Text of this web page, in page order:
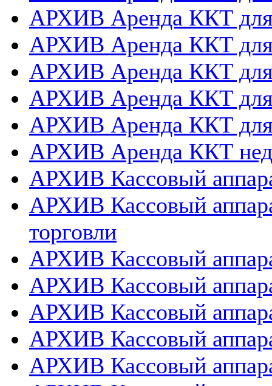
АРХИВ Аренда ККТ
АРХИВ Аренда ККТ для
АРХИВ Аренда ККТ
АРХИВ Аренда ККТ для
АРХИВ Аренда ККТ
АРХИВ Аренда ККТ
АРХИВ Кассовый
АРХИВ Кассовый
торговли
АРХИВ Кассовый
АРХИВ Кассовый
АРХИВ Кассовый
АРХИВ Кассовый
АРХИВ Кассовый